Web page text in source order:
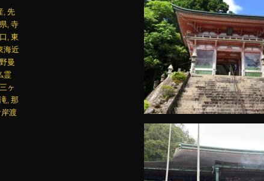
,先
,寺
,東
海近
曼
霊
ヶ
,那
渡